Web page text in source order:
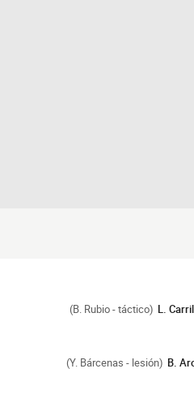
L.
(B. Rubio - táctico)
B.
(Y. Bárcenas - lesión)